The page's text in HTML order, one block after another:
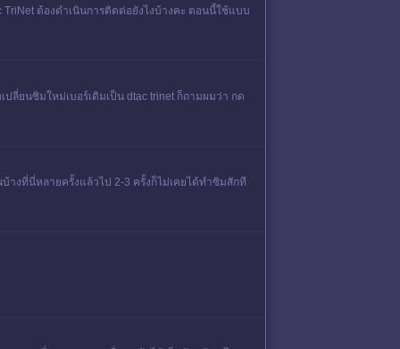
ต้องดำเนินการติดต่อยังไงบ้างคะ ตอนนี้ใช้แบบ
ลี่ยนซิมใหม่เบอร์เดิมเป็น dtac trinet ก็ถามผมว่า กด
างที่นี่หลายครั้งแล้วไป 2-3 ครั้งก็ไม่เคยได้ทำซิมสักที